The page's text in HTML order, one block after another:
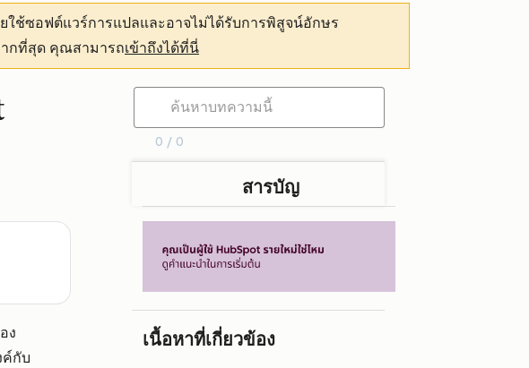
ใช้ซอฟต์แวร์การแปลและอาจไม่ได้รับการพิสูจน์อักษร
กที่สุด คุณสามารถเข้าถึงได้ที่นี่
ง
ค์กับ
0 / 0
สารบัญ
เนื้อหาที่เกี่ยวข้อง